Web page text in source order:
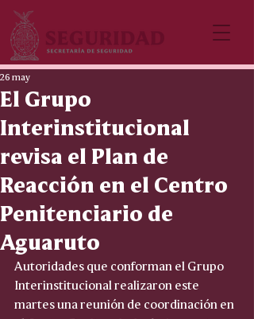
El Grupo
Interinstitucional
revisa el Plan de
Reacción en el Centro
Penitenciario de
Aguaruto
26 may
Autoridades que conforman el Grupo
Interinstitucional realizaron este
martes una reunión de coordinación en